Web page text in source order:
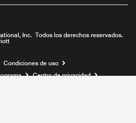
Inc. Todos los derechos reservados.
Abre una ventana nueva
Condiciones de uso
Centro de privacidad